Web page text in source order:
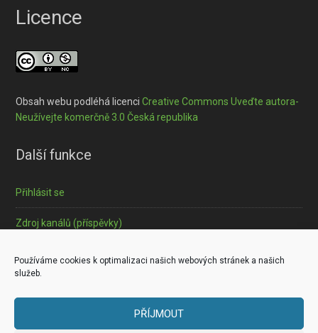
Používáme cookies k optimalizaci našich webových stránek a našich
služeb.
PŘÍJMOUT
Licence
Obsah webu podléhá licenciCreative Commons Uveďte autora-
Neužívejte komerčně 3.0 Česká republika
Další funkce
Přihlásit se
Zdroj kanálů (příspěvky)